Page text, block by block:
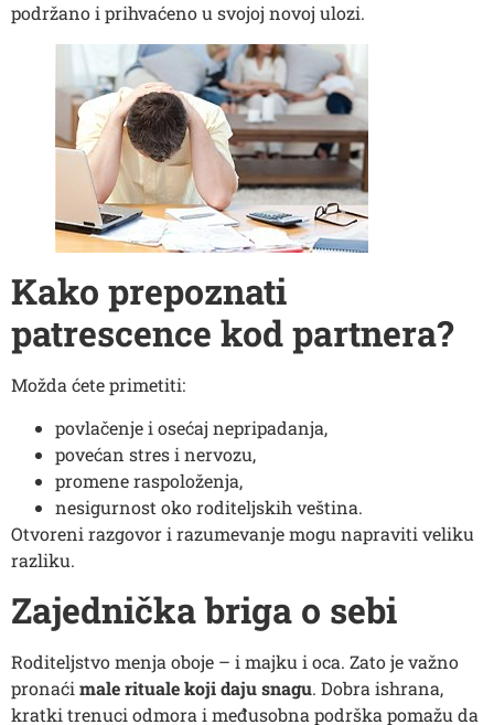
podržano i prihvaćeno u svojoj novoj ulozi.
Kako prepoznati
patrescence kod partnera?
Možda ćete primetiti:
povlačenje i osećaj nepripadanja,
povećan stres i nervozu,
promene raspoloženja,
nesigurnost oko roditeljskih veština.
Otvoreni razgovor i razumevanje mogu napraviti veliku
razliku.
Zajednička briga o sebi
Roditeljstvo menja oboje – i majku i oca. Zato je važno
pronaći male rituale koji daju snagu. Dobra ishrana,
kratki trenuci odmora i međusobna podrška pomažu da